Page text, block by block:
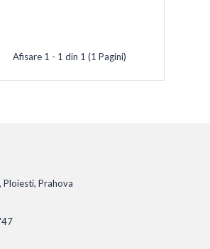
Afisare 1 - 1 din 1 (1 Pagini)
Ploiesti, Prahova